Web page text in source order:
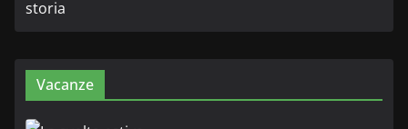
Vacanze